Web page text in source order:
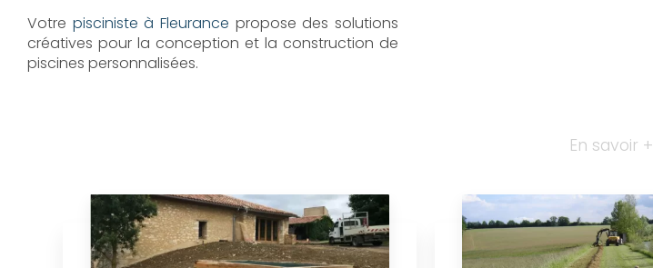
Votre pisciniste à Fleurance propose des solutions
créatives pour la conception et la construction de
piscines personnalisées.
En savoir +